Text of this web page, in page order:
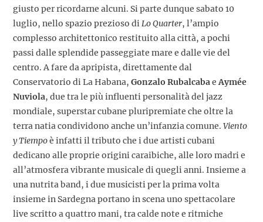
giusto per ricordarne alcuni. Si parte dunque sabato 10
luglio, nello spazio prezioso diLo Quarter, l’ampio
complesso architettonico restituito alla città, a pochi
passi dalle splendide passeggiate mare e dalle vie del
centro. A fare da apripista, direttamente dal
Conservatorio di La Habana, Gonzalo RubalcabaeAymée
Nuviola, due tra le più influenti personalità del jazz
mondiale, superstar cubane pluripremiate che oltre la
terra natia condividono anche un’infanzia comune. Viento
y Tiempoè infatti il tributo che i due artisti cubani
dedicano alle proprie origini caraibiche, alle loro madri e
all’atmosfera vibrante musicale di quegli anni. Insieme a
una nutrita band, i due musicisti per la prima volta
insieme in Sardegna portano in scena uno spettacolare
live scritto a quattro mani, tra calde note e ritmiche